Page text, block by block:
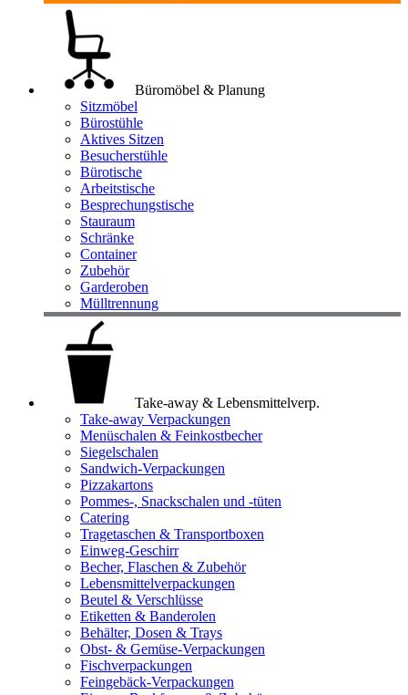
Büromöbel & Planung
Sitzmöbel
Bürostühle
Aktives Sitzen
Besucherstühle
Bürotische
Arbeitstische
Besprechungstische
Stauraum
Schränke
Container
Zubehör
Garderoben
Mülltrennung
Take-away & Lebensmittelverp.
Take-away Verpackungen
Menüschalen & Feinkostbecher
Siegelschalen
Sandwich-Verpackungen
Pizzakartons
Pommes-, Snackschalen und -tüten
Catering
Tragetaschen & Transportboxen
Einweg-Geschirr
Becher, Flaschen & Zubehör
Lebensmittelverpackungen
Beutel & Verschlüsse
Etiketten & Banderolen
Behälter, Dosen & Trays
Obst- & Gemüse-Verpackungen
Fischverpackungen
Feingebäck-Verpackungen